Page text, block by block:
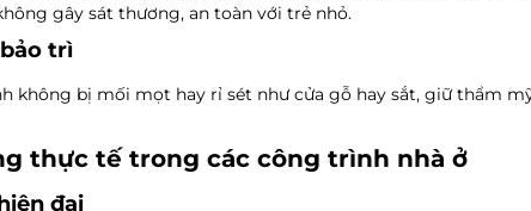
gây sát thương, an toàn với trẻ nhỏ.
trì
không bị mối mọt hay rỉ sét như cửa gỗ hay sắt, giữ thẩm
thực tế trong các công trình nhà ở
đại